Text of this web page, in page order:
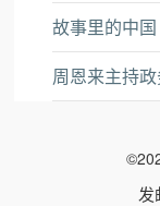
故事里的中
周恩来主持
发